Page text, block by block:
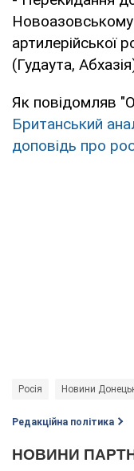
Новоазовському
артилерійської
(Гудаута,
Як повідомляв
Британський
доповідь про
Росія Новини
Редакційна політика